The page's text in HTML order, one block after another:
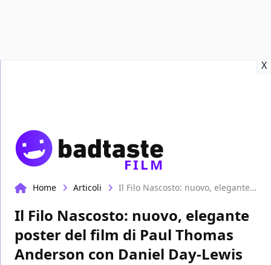
X
FILM
Home Articoli Il Filo Nascosto: nuovo, elegante poster del film di Paul Thomas Anderson con Daniel Day-Lewis
Il Filo Nascosto: nuovo, elegante
poster del film di Paul Thomas
Anderson con Daniel Day-Lewis